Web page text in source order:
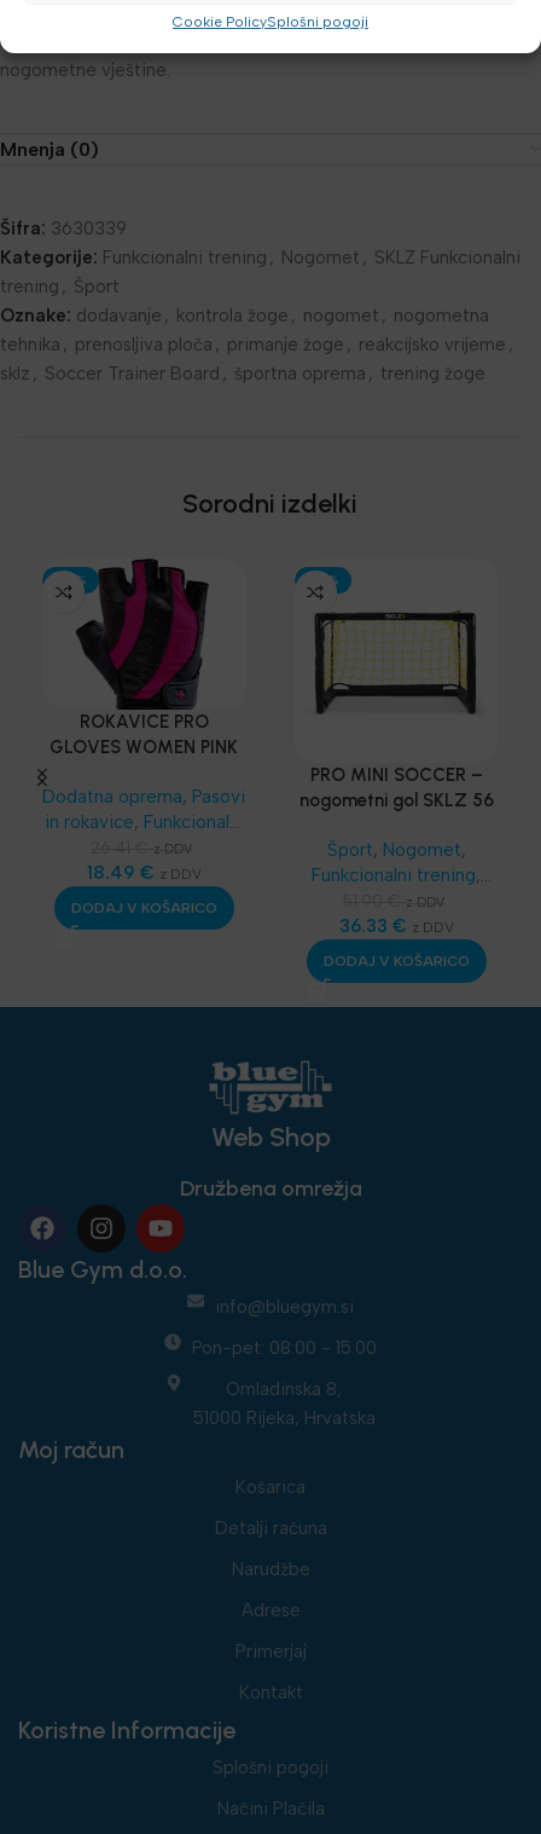
Cookie PolicySplošni pogoji
SKLZ Soccer Trainer Board je praktičan, stabilan i prijenosan alat
koji omogoča trening kao profesionalci i brzo unaprjeđuje
nogometne vještine.
Mnenja (0)
Šifra: 3630339
Kategorije: Funkcionalni trening , Nogomet , SKLZ Funkcionalni
trening , Šport
Oznake: dodavanje , kontrola žoge , nogomet , nogometna
tehnika , prenosljiva ploča , primanje žoge , reakcijsko vrijeme ,
sklz , Soccer Trainer Board , športna oprema , trening žoge
Sorodni izdelki
-30%
ROKAVICE PRO
GLOVES WOMEN PINK
Dodatna oprema, Pasovi
in rokavice, Funkcionalni
,SKLZ
Funkcionalni trening
Najnovejša oprema
z DDV
18.49 € z DDV
DODAJ V KOŠARICO
-30%
PRO MINI SOCCER –
nogometni gol SKLZ 56
Šport, Nogomet,
Funkcionalni trening,
SKLZ Funkcionalni
trening, Najnovejša
oprema
z DDV
36.33 € z DDV
DODAJ V KOŠARICO
Web Shop
Družbena omrežja
Blue Gym d.o.o.
info@bluegym.si
Pon-pet: 08:00 - 15:00
Omladinska 8,
51000 Rijeka, Hrvatska
Moj račun
Košarica
Detalji računa
Narudžbe
Adrese
Primerjaj
Kontakt
Koristne Informacije
Splošni pogoji
Načini Plačila